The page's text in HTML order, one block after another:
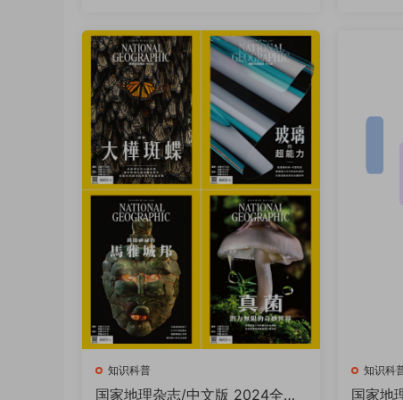
知识科普
国家地理杂志/中文版 2024全年
知识科
国家地